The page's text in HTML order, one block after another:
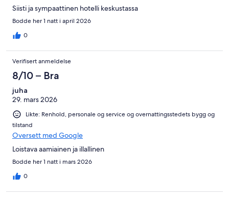
Siisti ja sympaattinen hotelli keskustassa
Bodde her 1 natt i april 2026
0
Verifisert anmeldelse
8/10 – Bra
juha
29. mars 2026
Likte: Renhold, personale og service og overnattingsstedets bygg og
tilstand
Oversett med Google
Loistava aamiainen ja illallinen
Bodde her 1 natt i mars 2026
0